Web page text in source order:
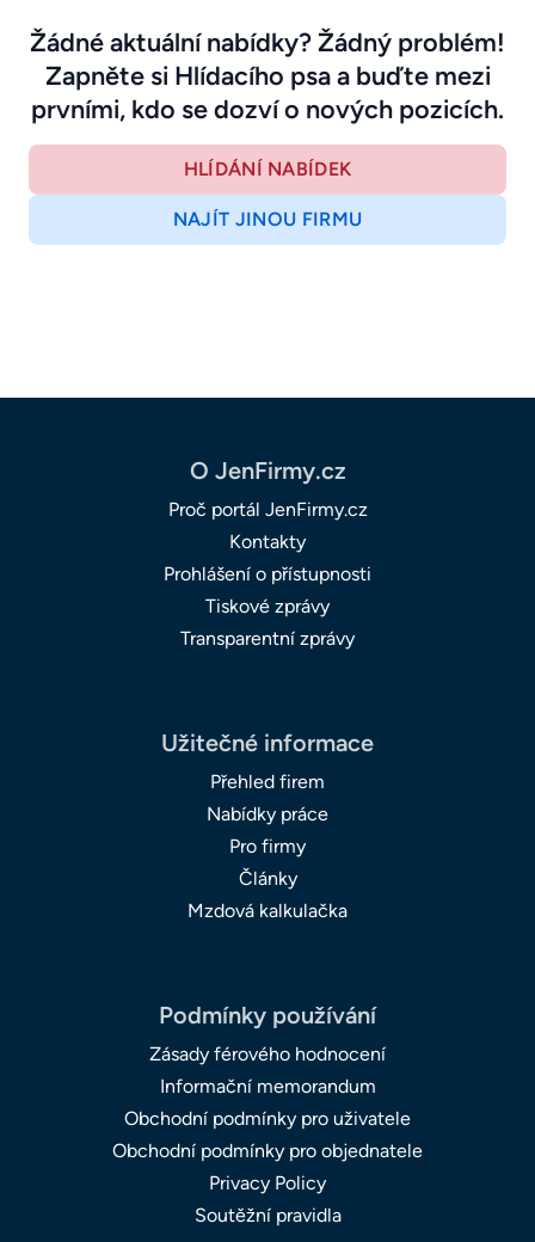
Žádné aktuální nabídky? Žádný problém!
Zapněte si Hlídacího psa a buďte mezi
prvními, kdo se dozví o nových pozicích.
HLÍDÁNÍ NABÍDEK
NAJÍT JINOU FIRMU
O JenFirmy.cz
Proč portál JenFirmy.cz
Kontakty
Prohlášení o přístupnosti
Tiskové zprávy
Transparentní zprávy
Užitečné informace
Přehled firem
Nabídky práce
Pro firmy
Články
Mzdová kalkulačka
Podmínky používání
Zásady férového hodnocení
Informační memorandum
Obchodní podmínky pro uživatele
Obchodní podmínky pro objednatele
Privacy Policy
Soutěžní pravidla